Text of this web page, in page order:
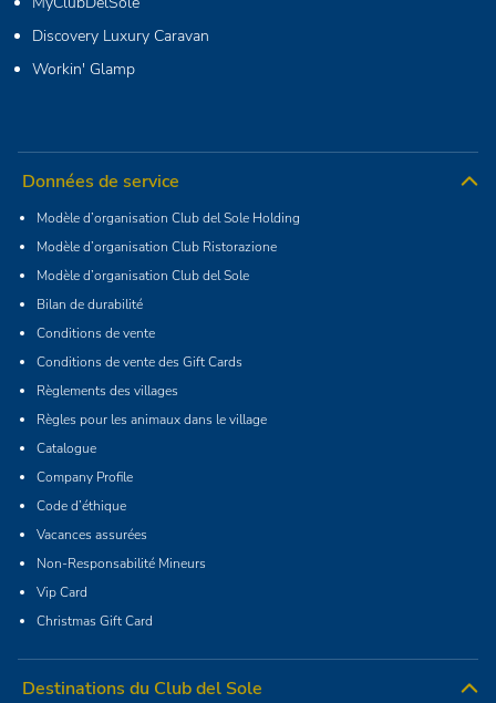
Discovery Luxury Caravan
Workin' Glamp
Données de service
Modèle d’organisation Club del Sole Holding
Modèle d’organisation Club Ristorazione
Modèle d’organisation Club del Sole
Bilan de durabilité
Conditions de vente
Conditions de vente des Gift Cards
Règlements des villages
Règles pour les animaux dans le village
Catalogue
Company Profile
Code d’éthique
Vacances assurées
Non-Responsabilité Mineurs
Vip Card
Christmas Gift Card
Destinations du Club del Sole